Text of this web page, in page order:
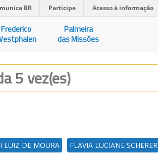
BR Participe Acesso à informação
Frederico
Palmeira
das Missões
5 vez(es)
LUIZ DE MOURA FLAVIA LUCIANE SCHERER